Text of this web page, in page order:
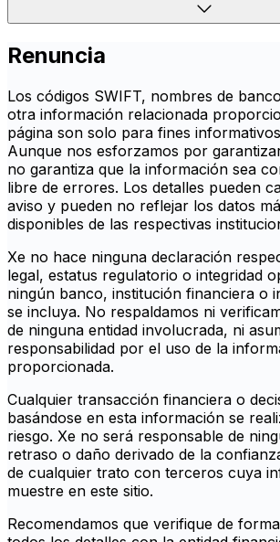
Renuncia
Los códigos SWIFT, nombres de
otra información relacionada
página son solo para fines
Aunque nos esforzamos por
no garantiza que la información sea
libre de errores. Los detalles pueden
aviso y pueden no reflejar los datos
disponibles de las respectivas
Xe no hace ninguna declaración
legal, estatus regulatorio o integridad
ningún banco, institución financiera o
se incluya. No respaldamos ni
de ninguna entidad involucrada, ni
responsabilidad por el uso de la
proporcionada.
Cualquier transacción financiera o
basándose en esta información se
riesgo. Xe no será responsable de
retraso o daño derivado de la
de cualquier trato con terceros cuya
muestre en este sitio.
Recomendamos que verifique de